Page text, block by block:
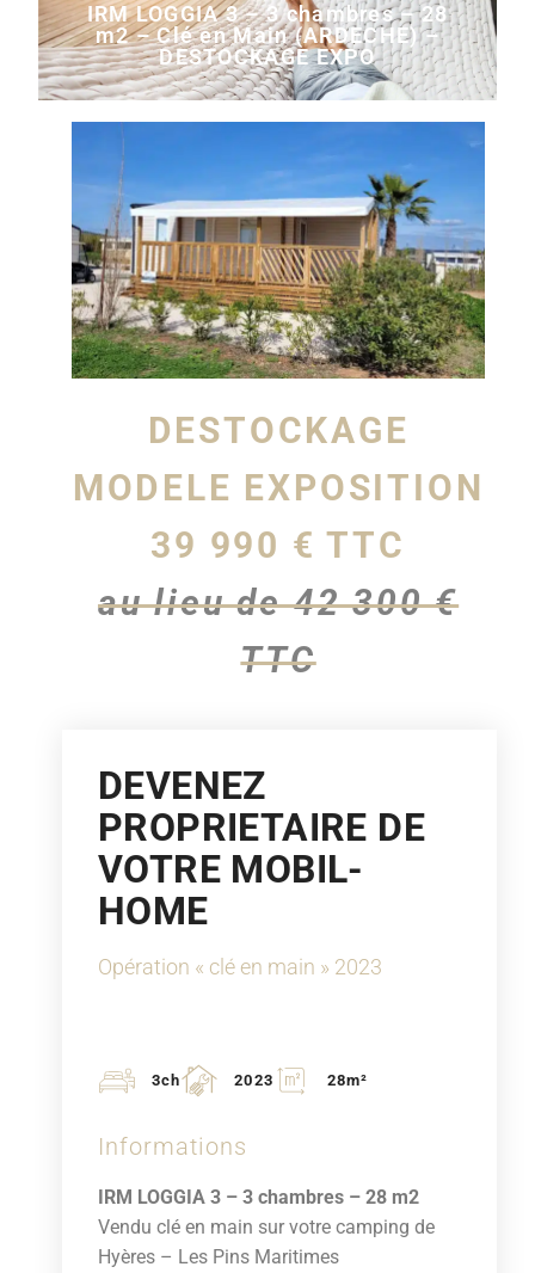
IRM LOGGIA 3 – 3 chambres – 28
m2 – Clé en Main (ARDECHE) –
DESTOCKAGE EXPO
DEVENEZ
PROPRIETAIRE DE
VOTRE MOBIL-
HOME
Opération « clé en main » 2023
3ch 2023 28m²
Informations
IRM LOGGIA 3 – 3 chambres – 28 m2
Vendu clé en main sur votre camping de
Hyères – Les Pins Maritimes
DESTOCKAGE
MODELE EXPOSITION
39 990 € TTC
au lieu de 42 300 €
TTC